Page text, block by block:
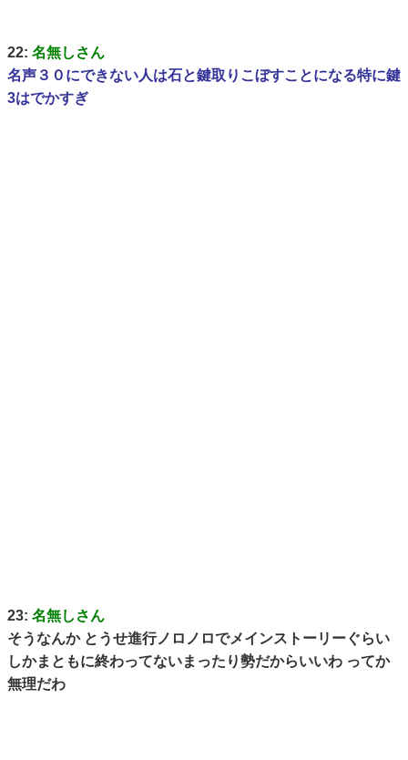
22: 名無しさん
名声３０にできない人は石と鍵取りこぼすことになる特に鍵
3はでかすぎ
23: 名無しさん
そうなんか とうせ進行ノロノロでメインストーリーぐらい
しかまともに終わってないまったり勢だからいいわ ってか
無理だわ